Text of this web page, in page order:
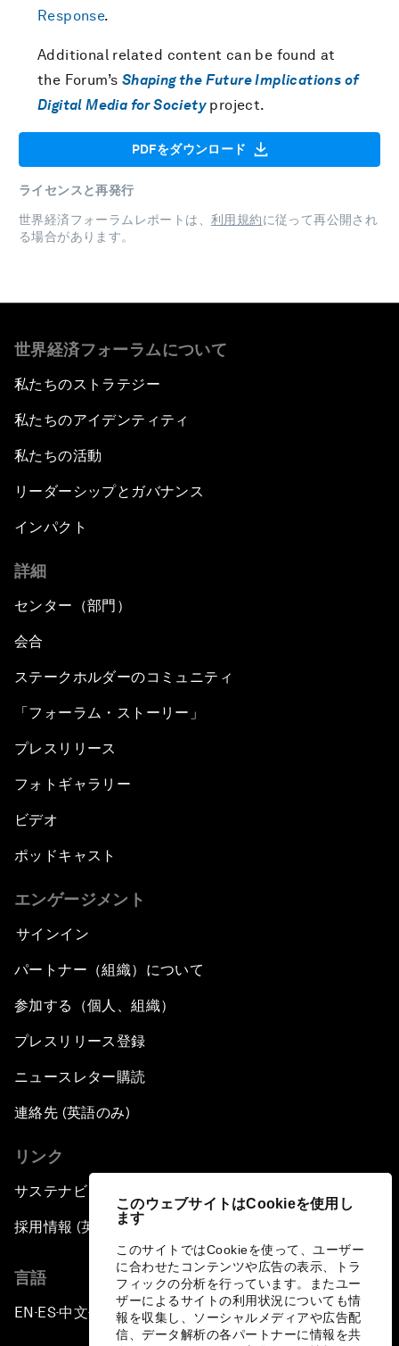
このウェブサイトはCookieを使用し
ます
このサイトではCookieを使って、ユーザー
に合わせたコンテンツや広告の表示、トラ
フィックの分析を行っています。またユー
ザーによるサイトの利用状況についても情
報を収集し、ソーシャルメディアや広告配
信、データ解析の各パートナーに情報を共
Response.
Additional related content can be found at
the Forum’s Shaping the Future Implications of
Digital Media for Societyproject.
PDFをダウンロード
ライセンスと再発行
世界経済フォーラムレポートは、 利用規約に従って再公開され
る場合があります。
世界経済フォーラムについて
私たちのストラテジー
私たちのアイデンティティ
私たちの活動
リーダーシップとガバナンス
インパクト
詳細
センター（部門）
会合
ステークホルダーのコミュニティ
「フォーラム・ストーリー」
プレスリリース
フォトギャラリー
ビデオ
ポッドキャスト
エンゲージメント
サインイン
パートナー（組織）について
参加する（個人、組織）
プレスリリース登録
ニュースレター購読
連絡先 (英語のみ)
リンク
サステナビリティへの取り組み
採用情報 (英語のみ)
言語
EN ▪ ES▪中文▪ 日本語